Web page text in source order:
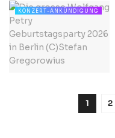
KONZERT-ANKÜNDIGUNG
1 2